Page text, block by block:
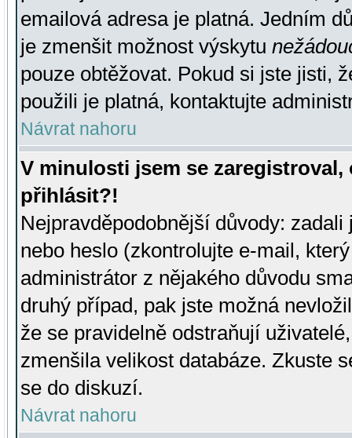
emailová adresa je platná. Jedním
je zmenšit možnost výskytu
pouze obtěžovat. Pokud si jste jisti,
použili je platná, kontaktujte
Návrat nahoru
V minulosti jsem se
přihlásit?!
Nejpravděpodobnější důvody:
nebo heslo (zkontrolujte e-mail,
administrátor z nějakého důvodu
druhý případ, pak jste možná
že se pravidelně odstraňují
zmenšila velikost databáze. Zkuste
se do diskuzí.
Návrat nahoru